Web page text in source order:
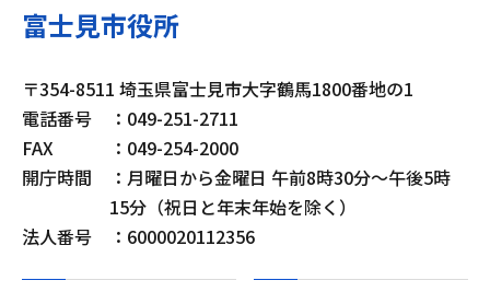
富士見市役所
〒354-8511 埼玉県富士見市大字鶴馬1800番地の1
電話番号
：049-251-2711
FAX
：049-254-2000
開庁時間
：月曜日から金曜日 午前8時30分～午後5時
15分（祝日と年末年始を除く）
法人番号
：6000020112356